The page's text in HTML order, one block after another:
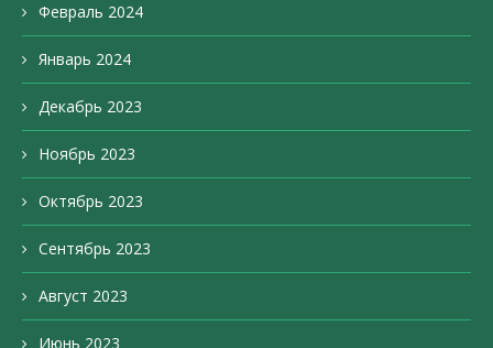
Февраль 2024
Январь 2024
Декабрь 2023
Ноябрь 2023
Октябрь 2023
Сентябрь 2023
Август 2023
Июнь 2023